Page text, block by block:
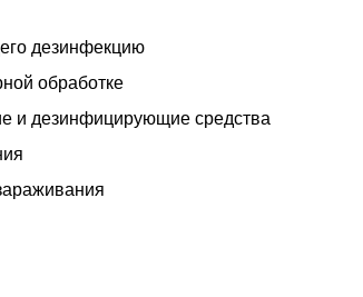
дезинфекцию
обработке
и дезинфицирующие средства